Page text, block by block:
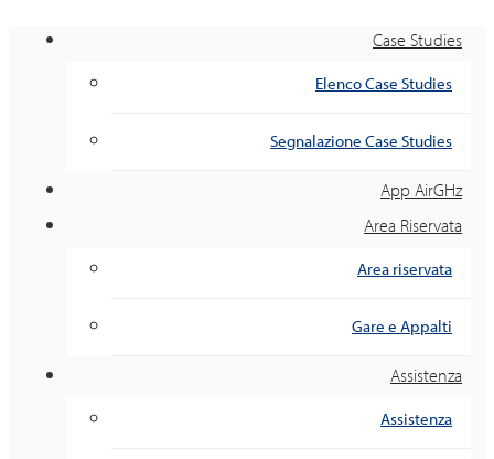
Case Studies
Elenco Case Studies
Segnalazione Case Studies
App AirGHz
Area Riservata
Area riservata
Gare e Appalti
Assistenza
Assistenza